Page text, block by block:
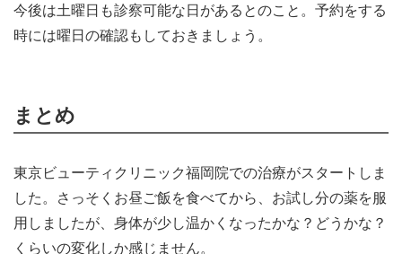
今後は土曜日も診察可能な日があるとのこと。予約をする
時には曜日の確認もしておきましょう。
まとめ
東京ビューティクリニック福岡院での治療がスタートしま
した。さっそくお昼ご飯を食べてから、お試し分の薬を服
用しましたが、身体が少し温かくなったかな？どうかな？
くらいの変化しか感じません。